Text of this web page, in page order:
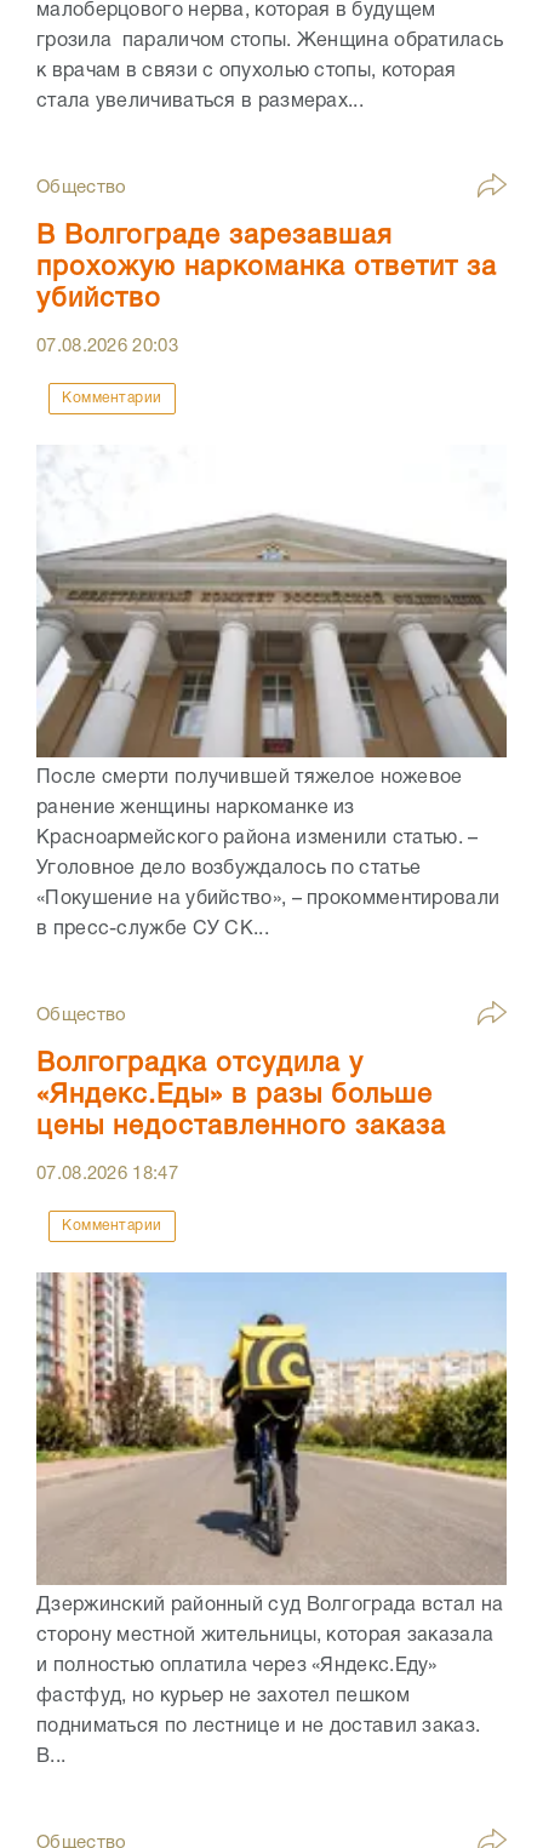
малоберцового нерва, которая в будущем
грозила параличом стопы. Женщина обратилась
к врачам в связи с опухолью стопы, которая
стала увеличиваться в размерах...
Общество
В Волгограде зарезавшая
прохожую наркоманка ответит за
убийство
07.08.202620:03
Комментарии
После смерти получившей тяжелое ножевое
ранение женщины наркоманке из
Красноармейского района изменили статью. –
Уголовное дело возбуждалось по статье
«Покушение на убийство», – прокомментировали
в пресс-службе СУ СК...
Общество
Волгоградка отсудила у
«Яндекс.Еды» в разы больше
цены недоставленного заказа
07.08.2026 18:47
Комментарии
Дзержинский районный суд Волгограда встал на
сторону местной жительницы, которая заказала
и полностью оплатила через «Яндекс.Еду»
фастфуд, но курьер не захотел пешком
подниматься по лестнице и не доставил заказ.
В...
Общество